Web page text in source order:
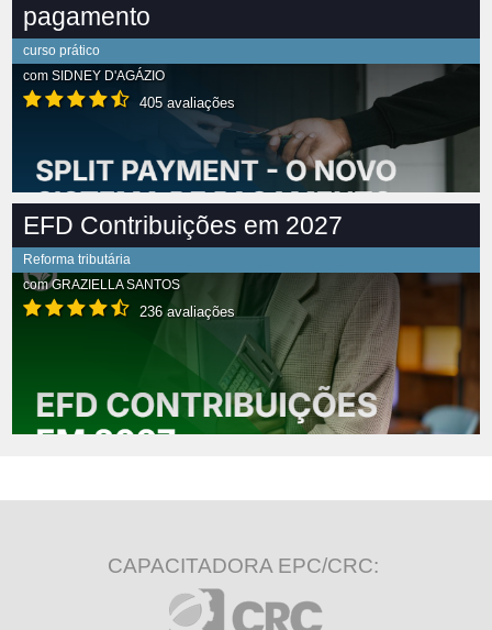
pagamento
curso prático
com SIDNEY D'AGÁZIO
405 avaliações
EFD Contribuições em 2027
Reforma tributária
comGRAZIELLA SANTOS
236 avaliações
CAPACITADORA EPC/CRC: